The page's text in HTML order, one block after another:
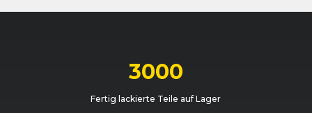
3000
Fertig lackierte Teile auf Lager